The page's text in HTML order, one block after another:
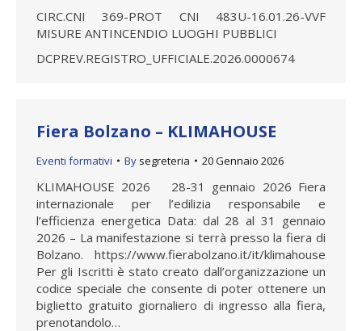
CIRC.CNI 369-PROT CNI 483U-16.01.26-VVF
MISURE ANTINCENDIO LUOGHI PUBBLICI
DCPREV.REGISTRO_UFFICIALE.2026.0000674
Fiera Bolzano – KLIMAHOUSE
Eventi formativi By segreteria 20 Gennaio 2026
KLIMAHOUSE 2026 28-31 gennaio 2026 Fiera
internazionale per l’edilizia responsabile e
l’efficienza energetica Data: dal 28 al 31 gennaio
2026 – La manifestazione si terrà presso la fiera di
Bolzano. https://www.fierabolzano.it/it/klimahouse
Per gli Iscritti è stato creato dall’organizzazione un
codice speciale che consente di poter ottenere un
biglietto gratuito giornaliero di ingresso alla fiera,
prenotandolo…